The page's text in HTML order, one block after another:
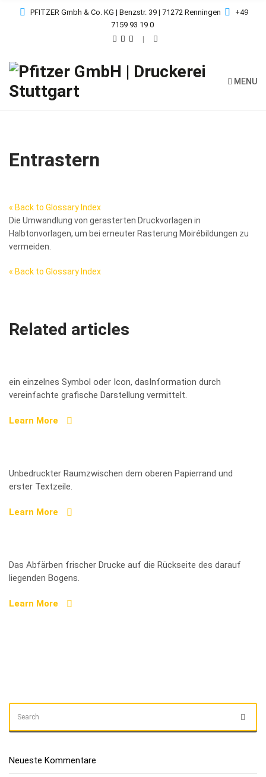
PFITZER Gmbh & Co. KG | Benzstr. 39 | 71272 Renningen
+49
7159 93 19 0
MENU
Entrastern
« Back to Glossary Index
Die Umwandlung von gerasterten Druckvorlagen in
Halbtonvorlagen, um bei erneuter Rasterung Moirébildungen zu
vermeiden.
« Back to Glossary Index
Related articles
ein einzelnes Symbol oder Icon, dasInformation durch
vereinfachte grafische Darstellung vermittelt.
Learn More
Unbedruckter Raumzwischen dem oberen Papierrand und
erster Textzeile.
Learn More
Das Abfärben frischer Drucke auf die Rückseite des darauf
liegenden Bogens.
Learn More
FOR:
Neueste Kommentare